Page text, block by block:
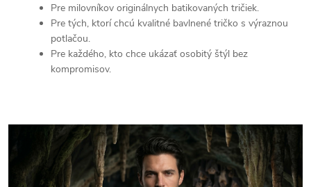
Pre milovníkov originálnych batikovaných tričiek.
Pre tých, ktorí chcú kvalitné bavlnené tričko s výraznou
potlačou.
Pre každého, kto chce ukázať osobitý štýl bez
kompromisov.